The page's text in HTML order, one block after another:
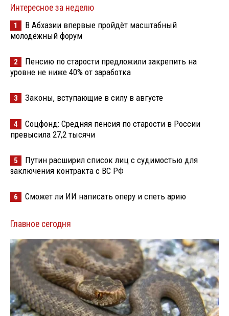
Интересное за неделю
1
В Абхазии впервые пройдёт масштабный
молодёжный форум
2
Пенсию по старости предложили закрепить на
уровне не ниже 40% от заработка
3 Законы, вступающие в силу в августе
4
Соцфонд: Средняя пенсия по старости в России
превысила 27,2 тысячи
5
Путин расширил список лиц с судимостью для
заключения контракта с ВС РФ
6 Сможет ли ИИ написать оперу и спеть арию
Главное сегодня